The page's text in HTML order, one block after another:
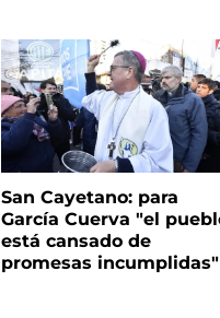
San Cayetano: para
García Cuerva "el
está cansado de
promesas incumplidas"